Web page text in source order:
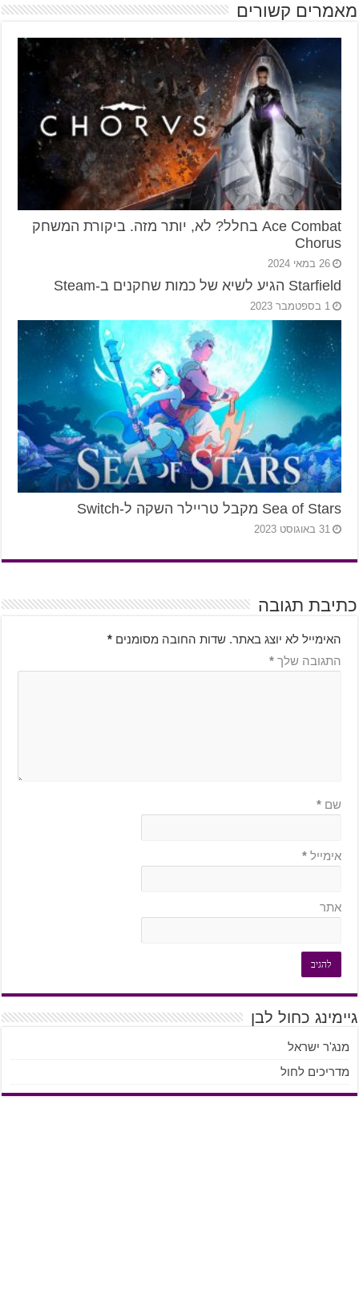
מאמרים קשורים
Ace Combat בחלל? לא, יותר מזה. ביקורת המשחק
Chorus
26 במאי 2024
Starfield הגיע לשיא של כמות שחקנים ב-Steam
1 בספטמבר 2023
Sea of Stars מקבל טריילר השקה ל-Switch
31 באוגוסט 2023
כתיבת תגובה
האימייל לא יוצג באתר. שדות החובה מסומנים *
התגובה שלך *
שם *
אימייל *
אתר
גיימינג כחול לבן
מנג'ר ישראל
מדריכים לחול